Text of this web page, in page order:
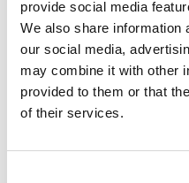
provide social media
We also share information
our social media,
may combine it with other
provided to them or that
of their services.